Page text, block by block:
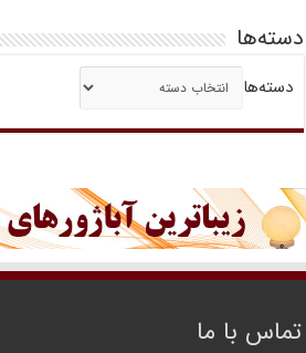
دسته‌ها
دسته‌ها
تماس با ما